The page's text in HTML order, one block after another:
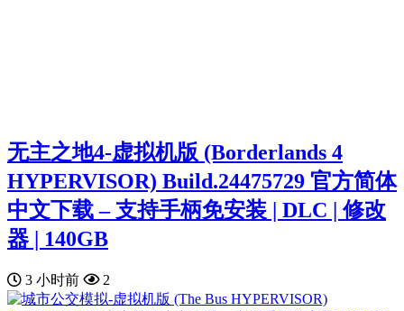
无主之地4-虚拟机版 (Borderlands 4
HYPERVISOR) Build.24475729 官方简体
中文下载 – 支持手柄免安装 | DLC | 修改
器 | 140GB
3 小时前 2